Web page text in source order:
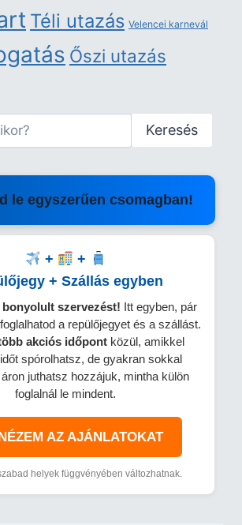
Téli utazás Velencei karnevál
Őszi utazás
Keresés
le egyszerűen csomagban!
+
+
+ Szállás egyben
bonyolult szervezést! Itt egyben, pár
a repülőjegyet és a szállást.
akciós időpont közül, amikkel
spórolhatsz, de gyakran sokkal
juthatsz hozzájuk, mintha külön
foglalnál le mindent.
AZ AJÁNLATOKAT
helyek függvényében változhatnak.